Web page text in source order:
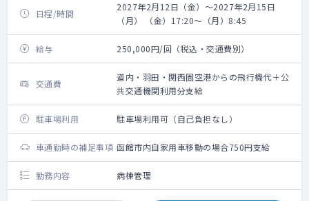
日程/時間
2027年2月12日（金）～2027年2月15日
（月） （金）17:20～（月）8:45
給与 250,000円/回（税込・交通費別）
交通費
道内・羽田・関西圏空港からの飛行機代＋公
共交通機関利用分支給
駐車場利用 駐車場利用可（自己負担なし）
車通勤時の補足事項 函館市内自家用車移動の場合750円支給
勤務内容 病棟管理